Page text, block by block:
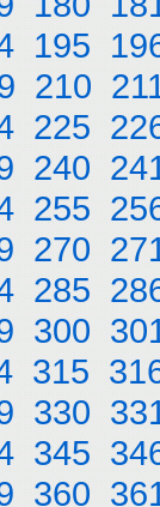
195
210
225
240
255
270
285
300
315
330
345
360